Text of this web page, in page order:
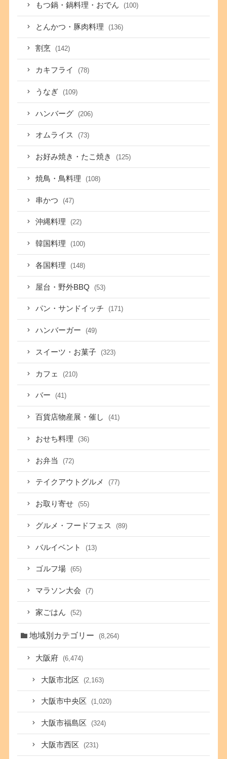
もつ鍋・鍋料理・おでん (100)
とんかつ・豚肉料理 (136)
割烹 (142)
カキフライ (78)
うなぎ (109)
ハンバーグ (206)
オムライス (73)
お好み焼き・たこ焼き (125)
焼鳥・鳥料理 (108)
串かつ (47)
沖縄料理 (22)
韓国料理 (100)
各国料理 (148)
屋台・野外BBQ (53)
パン・サンドイッチ (171)
ハンバーガー (49)
スイーツ・お菓子 (323)
カフェ (210)
バー (41)
百貨店物産展・催し (41)
おせち料理 (36)
お弁当 (72)
テイクアウトグルメ (77)
お取り寄せ (55)
グルメ・フードフェス (89)
バルイベント (13)
ゴルフ場 (65)
マラソン大会 (7)
家ごはん (52)
地域別カテゴリー (8,264)
大阪府 (6,474)
大阪市北区 (2,163)
大阪市中央区 (1,020)
大阪市福島区 (324)
大阪市西区 (231)